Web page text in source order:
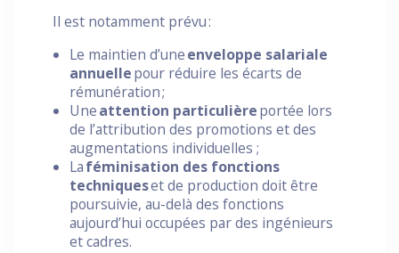
Il est notamment prévu :
Le maintien d’uneenveloppe salariale
annuellepour réduire les écarts de
rémunération ;
Uneattention particulièreportée lors
de l’attribution des promotions et des
augmentations individuelles ;
Laféminisation des fonctions
techniqueset de production doit être
poursuivie, au-delà des fonctions
aujourd’hui occupées par des ingénieurs
et cadres.